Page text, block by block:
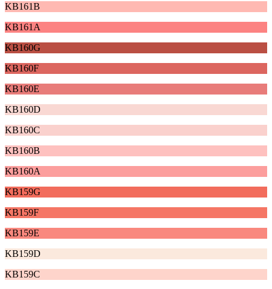
KB161B
KB161A
KB160G
KB160F
KB160E
KB160D
KB160C
KB160B
KB160A
KB159G
KB159F
KB159E
KB159D
KB159C